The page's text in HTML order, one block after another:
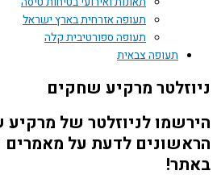
תעופה אזרחית בארץ ישראל
תעופה ספורטיבית קלה
תעופה צבאית
מרקיע שחקים
לניוזלטר של מרקיע
לדעת על מאמרים